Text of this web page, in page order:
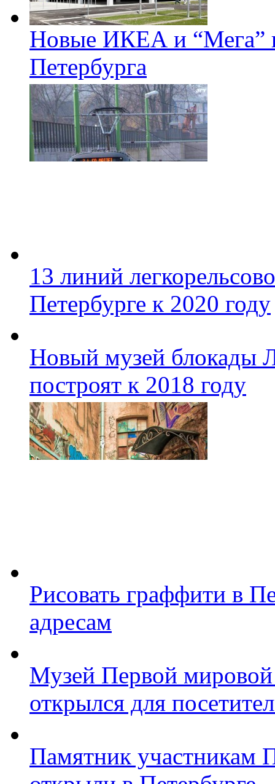
Новые ИКЕА и “Мега”
Петербурга
13 линий
Петербурге к 2020 году
Новый музей блокады
построят к 2018 году
Рисовать граффити в
адресам
Музей Первой
открылся для
Памятник участникам